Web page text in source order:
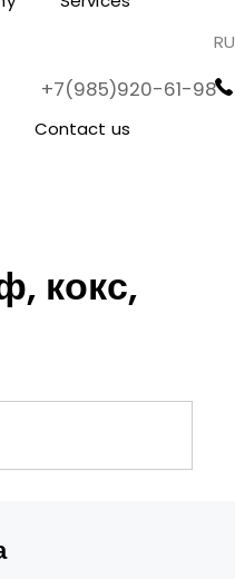
Contact us
RU
+7(985)920-61-98
кокс,